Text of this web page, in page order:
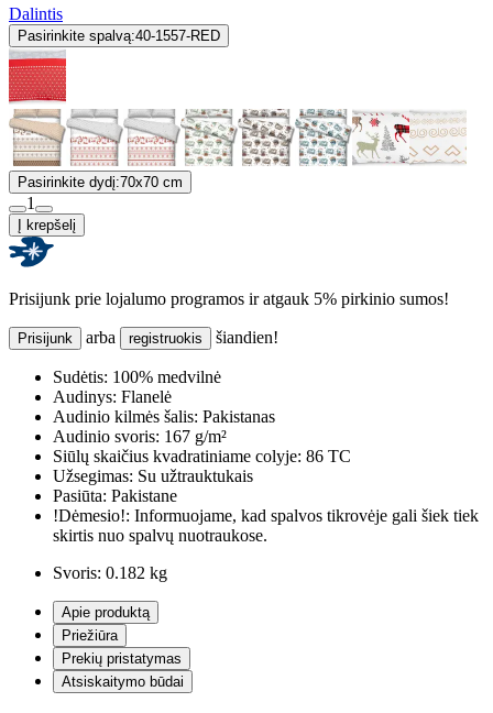
Dalintis
Pasirinkite spalvą:40-1557-RED
Pasirinkite dydį:70x70 cm
1
Į krepšelį
Prisijunk prie lojalumo programos ir atgauk 5% pirkinio sumos!
Prisijunk arba registruokis šiandien!
Sudėtis: 100% medvilnė
Audinys: Flanelė
Audinio kilmės šalis: Pakistanas
Audinio svoris: 167 g/m²
Siūlų skaičius kvadratiniame colyje: 86 TC
Užsegimas: Su užtrauktukais
Pasiūta: Pakistane
!Dėmesio!: Informuojame, kad spalvos tikrovėje gali šiek tiek
skirtis nuo spalvų nuotraukose.
Svoris: 0.182 kg
Apie produktą
Priežiūra
Prekių pristatymas
Atsiskaitymo būdai